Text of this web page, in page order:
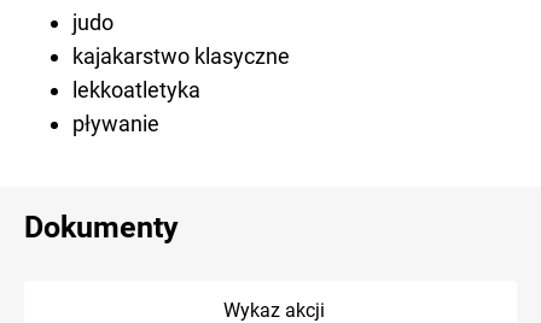
judo
kajakarstwo klasyczne
lekkoatletyka
pływanie
Dokumenty
Wykaz akcji